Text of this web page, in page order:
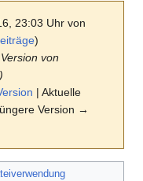
23:03 Uhr von
)
von
| Aktuelle
Version →